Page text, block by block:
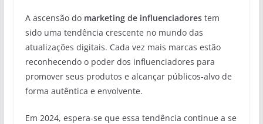
A ascensão do marketing de influenciadorestem
sido uma tendência crescente no mundo das
atualizações digitais. Cada vez mais marcas estão
reconhecendo o poder dos influenciadores para
promover seus produtos e alcançar públicos-alvo de
forma autêntica e envolvente.
Em 2024, espera-se que essa tendência continue a se